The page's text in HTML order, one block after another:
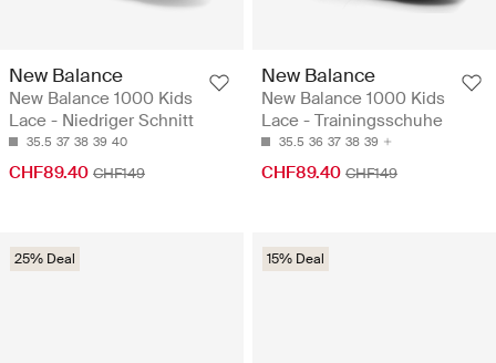
New Balance
New Balance 1000 Kids
Lace - Niedriger Schnitt
35.5 37 38 39 40
CHF89.40 CHF149
New Balance
New Balance 1000 Kids
Lace - Trainingsschuhe
35.5 36 37 38 39
CHF89.40 CHF149
25% Deal 15% Deal